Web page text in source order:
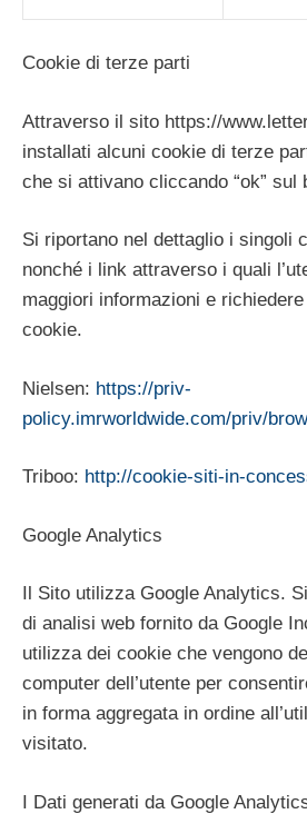
Cookie di terze parti
Attraverso il sito https://
installati alcuni cookie di terze
che si attivano cliccando “ok” sul
Si riportano nel dettaglio i singoli
nonché i link attraverso i quali
maggiori informazioni e
cookie.
Nielsen: https://priv-
policy.imrworldwide.com/priv/
Triboo: http://cookie-siti-in-
Google Analytics
Il Sito utilizza Google Analytics.
di analisi web fornito da Google
utilizza dei cookie che vengono
computer dell’utente per
in forma aggregata in ordine
visitato.
I Dati generati da Google